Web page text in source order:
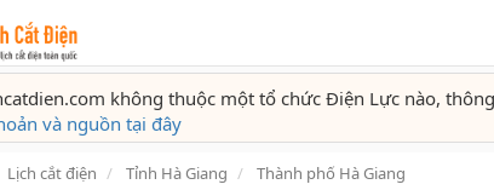
không thuộc một tổ chức Điện Lực nào,
và nguồn tại đây
Lịch cắt điện Tỉnh Hà Giang Thành phố Hà Giang